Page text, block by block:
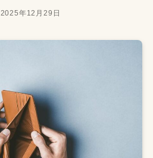
2025年12月29日